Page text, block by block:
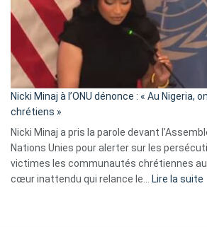
«
a
Nicki Minaj à l’ONU dénonce : « Au Nigeria,
chrétiens »
Nicki Minaj a pris la parole devant
Nations Unies pour alerter sur les
victimes les communautés chrétiennes au
cœur inattendu qui relance le…
Lire la suite